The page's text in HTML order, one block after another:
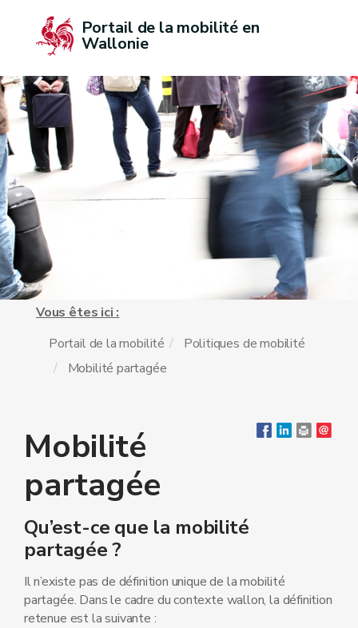
Portail de la mobilité en
Wallonie
Vous êtes ici :
Portail de la mobilité
Politiques de mobilité
Mobilité partagée
Mobilité
partagée
Qu’est-ce que la mobilité
partagée ?
Il n’existe pas de définition unique de la mobilité
partagée. Dans le cadre du contexte wallon, la définition
retenue est la suivante :